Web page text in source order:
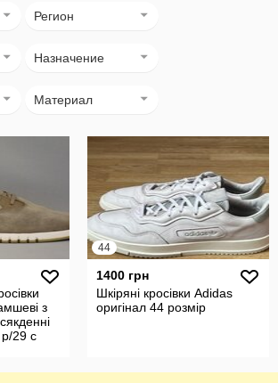
Регион
Назначение
Материал
з
р/29 с
44
1400 грн
Шкіряні кросівки Adidas
оригінал 44 розмір